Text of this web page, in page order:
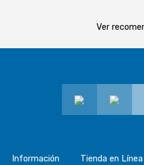
Ver
Información Tienda en Línea